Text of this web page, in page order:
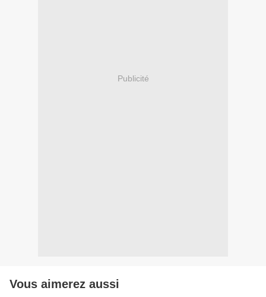
Publicité
Vous aimerez aussi